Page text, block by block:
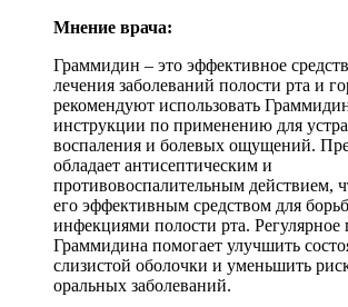
Мнение врача:
Граммидин – это эффективное
лечения заболеваний полости рта и
рекомендуют использовать
инструкции по применению для
воспаления и болевых ощущений.
обладает антисептическим и
противовоспалительным действием,
его эффективным средством для
инфекциями полости рта.
Граммидина помогает улучшить
слизистой оболочки и уменьшить
оральных заболеваний.